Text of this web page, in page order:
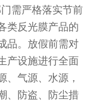
需严格落实节前
类反光膜产品的
品。放假前需对
产设施进行全面
、气源、水源，
、防盗、防尘措